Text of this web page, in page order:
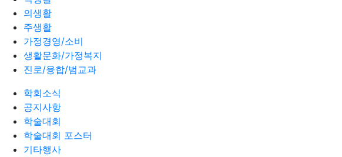
의생활
주생활
가정경영/소비
생활문화/가정복지
진로/융합/범교과
학회소식
공지사항
학술대회
학술대회 포스터
기타행사